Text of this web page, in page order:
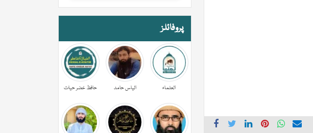
پروفائلز
العلماء الیاس حامد حافظ خضر حیات